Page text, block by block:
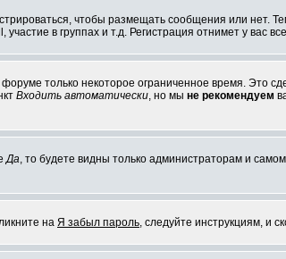
чтобы размещать сообщения или нет.
в группах и т.д. Регистрация отнимет у вас
только некоторое ограниченное время. Это
Входить автоматически, но мы не рекомендуем
Да, то будете видны только администраторам и
на Я забыл пароль, следуйте инструкциям, и